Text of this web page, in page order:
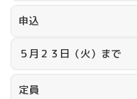
申込
５月２３日（火）まで
定員